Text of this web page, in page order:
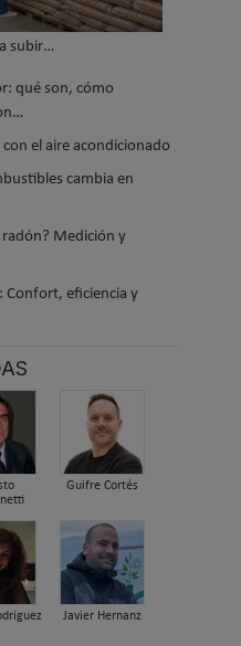
subir…
qué son, cómo
el aire acondicionado
cambia en
radón? Medición y
Confort, eficiencia y
Guifre Cortés
Javier Hernanz